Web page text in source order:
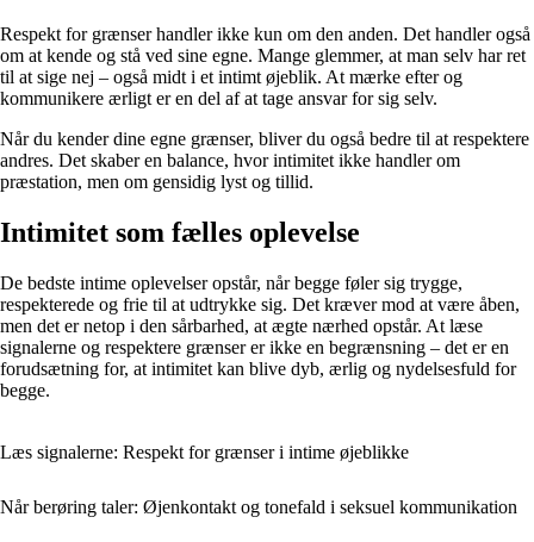
Respekt for grænser handler ikke kun om den anden. Det handler også
om at kende og stå ved sine egne. Mange glemmer, at man selv har ret
til at sige nej – også midt i et intimt øjeblik. At mærke efter og
kommunikere ærligt er en del af at tage ansvar for sig selv.
Når du kender dine egne grænser, bliver du også bedre til at respektere
andres. Det skaber en balance, hvor intimitet ikke handler om
præstation, men om gensidig lyst og tillid.
Intimitet som fælles oplevelse
De bedste intime oplevelser opstår, når begge føler sig trygge,
respekterede og frie til at udtrykke sig. Det kræver mod at være åben,
men det er netop i den sårbarhed, at ægte nærhed opstår. At læse
signalerne og respektere grænser er ikke en begrænsning – det er en
forudsætning for, at intimitet kan blive dyb, ærlig og nydelsesfuld for
begge.
Læs signalerne: Respekt for grænser i intime øjeblikke
Når berøring taler: Øjenkontakt og tonefald i seksuel kommunikation